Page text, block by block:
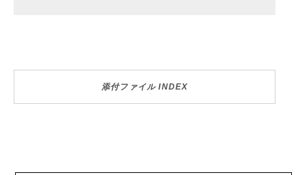
添付ファイル INDEX